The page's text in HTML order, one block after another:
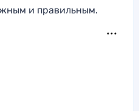
и правильным.